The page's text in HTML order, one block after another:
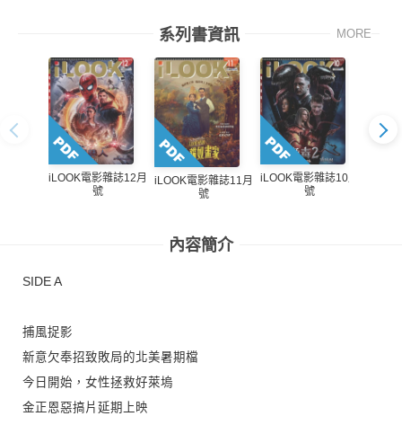
系列書資訊 MORE
iLOOK電影雜誌12月
號
iLOOK電影雜誌11月
號
iLOOK電影雜誌10月
號
內容簡介
SIDE A
捕風捉影
新意欠奉招致敗局的北美暑期檔
今日開始，女性拯救好萊塢
金正恩惡搞片延期上映